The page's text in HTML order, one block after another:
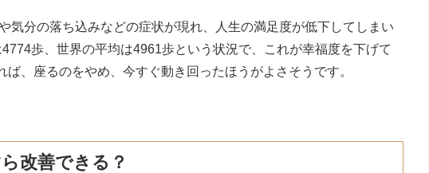
気分の落ち込みなどの症状が現れ、人生の満足度が低下してしまい
歩、世界の平均は4961歩という状況で、これが幸福度を下げて
、座るのをやめ、今すぐ動き回ったほうがよさそうです。
改善できる？